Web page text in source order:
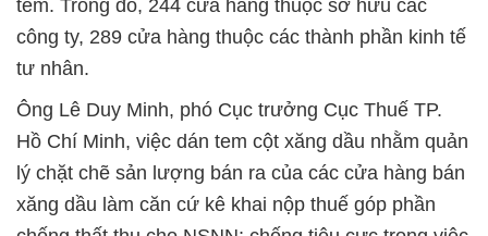
tem. Trong đó, 244 cửa hàng thuộc sở hữu các
công ty, 289 cửa hàng thuộc các thành phần kinh tế
tư nhân.
Ông Lê Duy Minh, phó Cục trưởng Cục Thuế TP.
Hồ Chí Minh, việc dán tem cột xăng dầu nhằm quản
lý chặt chẽ sản lượng bán ra của các cửa hàng bán
xăng dầu làm căn cứ kê khai nộp thuế góp phần